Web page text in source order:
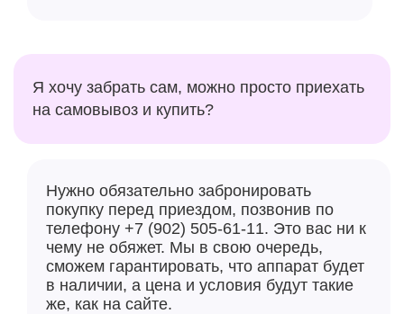
Я хочу забрать сам, можно просто приехать
на самовывоз и купить?
Нужно обязательно забронировать
покупку перед приездом, позвонив по
телефону +7 (902) 505-61-11. Это вас ни к
чему не обяжет. Мы в свою очередь,
сможем гарантировать, что аппарат будет
в наличии, а цена и условия будут такие
же, как на сайте.